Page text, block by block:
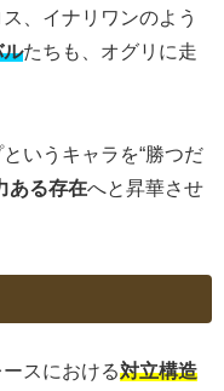
、イナリワンのよう
ルたちも、オグリに走
いうキャラを“勝つだ
ある存在へと昇華させ
スにおける対立構造